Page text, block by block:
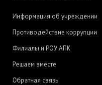
Информация об учреждении
Противодействие коррупции
Филиалы и РОУ АПК
Решаем вместе
Обратная связь